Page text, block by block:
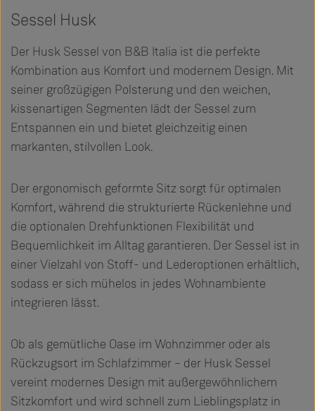
Sessel Husk
Der Husk Sessel von B&B Italia ist die perfekte
Kombination aus Komfort und modernem Design. Mit
seiner großzügigen Polsterung und den weichen,
kissenartigen Segmenten lädt der Sessel zum
Entspannen ein und bietet gleichzeitig einen
markanten, stilvollen Look.
Der ergonomisch geformte Sitz sorgt für optimalen
Komfort, während die strukturierte Rückenlehne und
die optionalen Drehfunktionen Flexibilität und
Bequemlichkeit im Alltag garantieren. Der Sessel ist in
einer Vielzahl von Stoff- und Lederoptionen erhältlich,
sodass er sich mühelos in jedes Wohnambiente
integrieren lässt.
Ob als gemütliche Oase im Wohnzimmer oder als
Rückzugsort im Schlafzimmer – der Husk Sessel
vereint modernes Design mit außergewöhnlichem
Sitzkomfort und wird schnell zum Lieblingsplatz in